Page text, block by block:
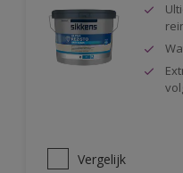
Vergelijk